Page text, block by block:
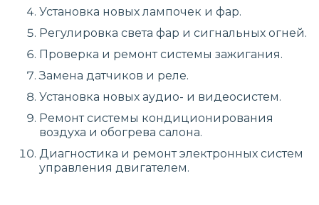
Установка новых лампочек и фар.
Регулировка света фар и сигнальных огней.
Проверка и ремонт системы зажигания.
Замена датчиков и реле.
Установка новых аудио- и видеосистем.
Ремонт системы кондиционирования
воздуха и обогрева салона.
Диагностика и ремонт электронных систем
управления двигателем.